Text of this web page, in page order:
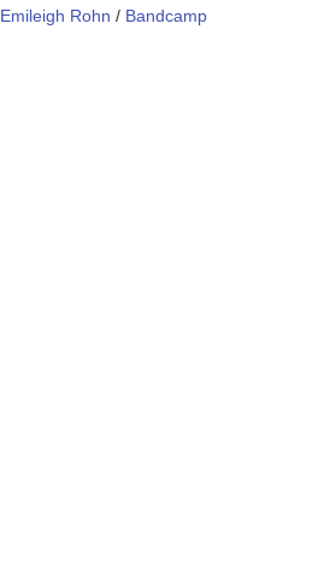
Emileigh Rohn / Bandcamp